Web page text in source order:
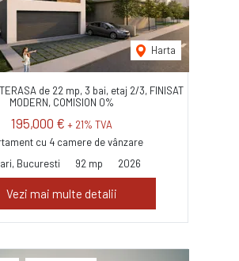
Harta
de 22 mp, 3 bai, etaj 2/3, FINISAT
MODERN, COMISION 0%
195,000 € + 21% TVA
cu 4 camere de vânzare
Bucuresti
92 mp 2026
Vezi mai multe detalii